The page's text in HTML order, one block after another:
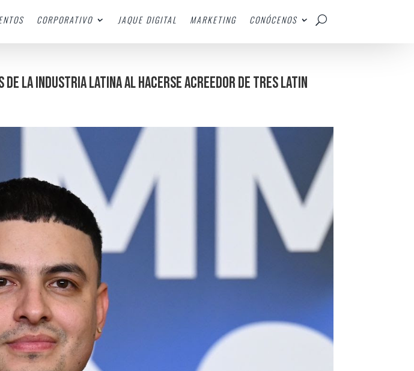
CORPORATIVO JAQUE DIGITAL MARKETING CONÓCENOS
de la industria latina al hacerse acreedor de tres Latin